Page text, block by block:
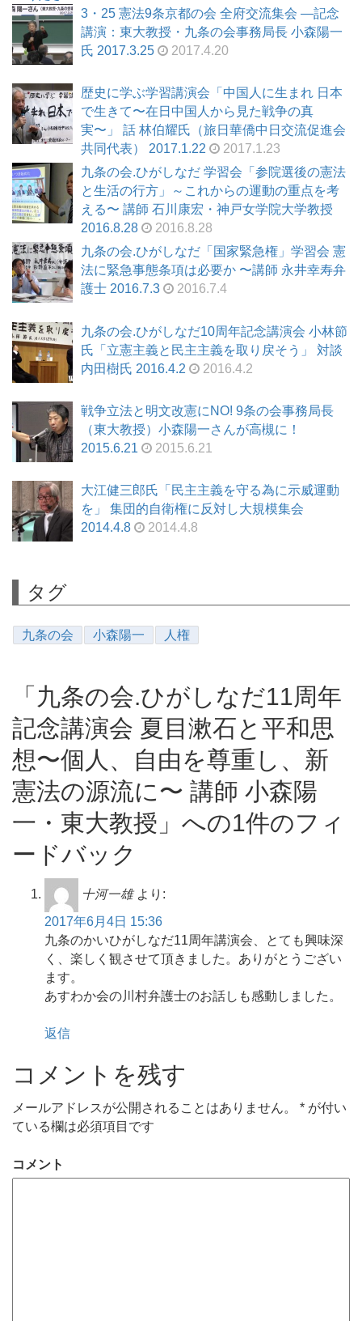
3・25 憲法9条京都の会 全府交流集会 ―記念
講演：東大教授・九条の会事務局長 小森陽一
氏 2017.3.25
2017.4.20
歴史に学ぶ学習講演会「中国人に生まれ 日本
で生きて〜在日中国人から見た戦争の真
実〜」 話 林伯耀氏（旅日華僑中日交流促進会
共同代表） 2017.1.22
2017.1.23
九条の会.ひがしなだ 学習会「参院選後の憲法
と生活の行方」～これからの運動の重点を考
える〜 講師 石川康宏・神戸女学院大学教授
2016.8.28
2016.8.28
九条の会.ひがしなだ「国家緊急権」学習会 憲
法に緊急事態条項は必要か 〜講師 永井幸寿弁
護士 2016.7.3
2016.7.4
九条の会.ひがしなだ10周年記念講演会 小林節
氏「立憲主義と民主主義を取り戻そう」 対談
内田樹氏 2016.4.2
2016.4.2
戦争立法と明文改憲にNO! 9条の会事務局長
（東大教授）小森陽一さんが高槻に！
2015.6.21
2015.6.21
大江健三郎氏「民主主義を守る為に示威運動
を」 集団的自衛権に反対し大規模集会
2014.4.8
2014.4.8
タグ
九条の会 小森陽一 人権
「九条の会.ひがしなだ11周年
記念講演会 夏目漱石と平和思
想〜個人、自由を尊重し、新
憲法の源流に〜 講師 小森陽
一・東大教授」への1件のフィ
ードバック
十河一雄 より:
2017年6月4日 15:36
九条のかいひがしなだ11周年講演会、とても興味深
く、楽しく観させて頂きました。ありがとうござい
ます。
あすわか会の川村弁護士のお話しも感動しました。
返信
コメントを残す
メールアドレスが公開されることはありません。 * が付い
ている欄は必須項目です
コメント